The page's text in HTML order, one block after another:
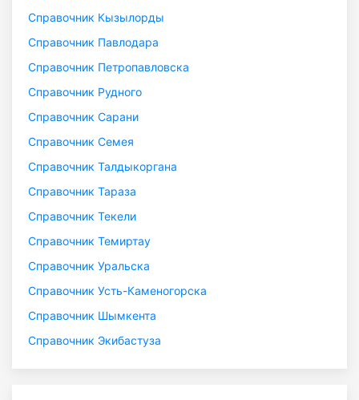
Справочник Кызылорды
Справочник Павлодара
Справочник Петропавловска
Справочник Рудного
Справочник Сарани
Справочник Семея
Справочник Талдыкоргана
Справочник Тараза
Справочник Текели
Справочник Темиртау
Справочник Уральска
Справочник Усть-Каменогорска
Справочник Шымкента
Справочник Экибастуза